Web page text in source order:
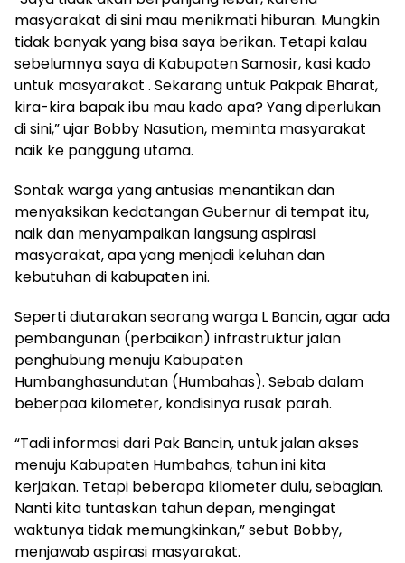
masyarakat di sini mau menikmati hiburan. Mungkin
tidak banyak yang bisa saya berikan. Tetapi kalau
sebelumnya saya di Kabupaten Samosir, kasi kado
untuk masyarakat . Sekarang untuk Pakpak Bharat,
kira-kira bapak ibu mau kado apa? Yang diperlukan
di sini,” ujar Bobby Nasution, meminta masyarakat
naik ke panggung utama.
Sontak warga yang antusias menantikan dan
menyaksikan kedatangan Gubernur di tempat itu,
naik dan menyampaikan langsung aspirasi
masyarakat, apa yang menjadi keluhan dan
kebutuhan di kabupaten ini.
Seperti diutarakan seorang warga L Bancin, agar ada
pembangunan (perbaikan) infrastruktur jalan
penghubung menuju Kabupaten
Humbanghasundutan (Humbahas). Sebab dalam
beberpaa kilometer, kondisinya rusak parah.
“Tadi informasi dari Pak Bancin, untuk jalan akses
menuju Kabupaten Humbahas, tahun ini kita
kerjakan. Tetapi beberapa kilometer dulu, sebagian.
Nanti kita tuntaskan tahun depan, mengingat
waktunya tidak memungkinkan,” sebut Bobby,
menjawab aspirasi masyarakat.